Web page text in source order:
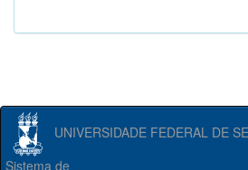
UNIVERSIDADE FEDERAL DE
Sistema de